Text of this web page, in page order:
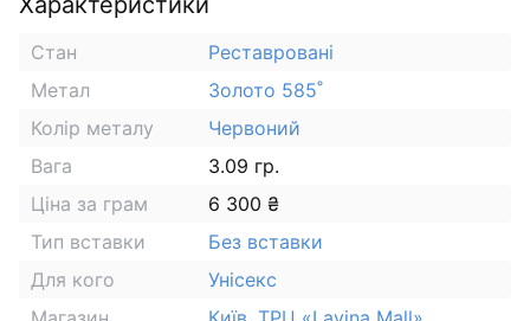
Стан
Реставровані
Метал
Золото 585˚
Колір металу
Червоний
Вага
3.09 гр.
Ціна за грам
6 300 ₴
Тип вставки
Без вставки
Для кого
Унісекс